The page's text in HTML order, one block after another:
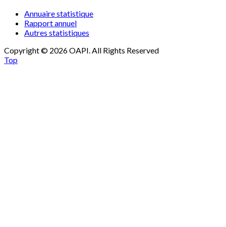
Annuaire statistique
Rapport annuel
Autres statistiques
Copyright © 2026 OAPI. All Rights Reserved
Top